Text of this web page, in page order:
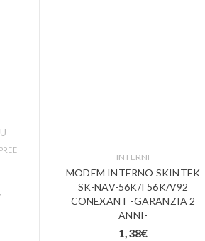
INTERNI
MODEM INTERNO SKINTEK
SK-NAV-56K/I 56K/V92
CONEXANT -GARANZIA 2
ANNI-
1,38€